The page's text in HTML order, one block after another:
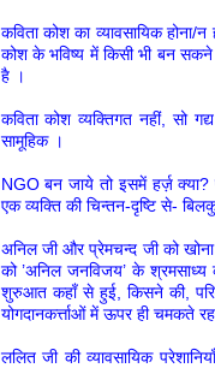
कविता कोश का व्यावसायिक
कोश के भविष्य में किसी भी बन सकने
है ।
कविता कोश व्यक्तिगत नहीं, सो
सामूहिक ।
NGO बन जाये तो इसमें हर्ज़
एक व्यक्ति की चिन्तन-दृष्टि से-
अनिल जी और प्रेमचन्द जी को
को ’अनिल जनविजय’ के श्रमसाध्य
शुरुआत कहाँ से हुई, किसने की,
योगदानकर्त्ताओं में ऊपर ही चमकते
ललित जी की व्यावसायिक